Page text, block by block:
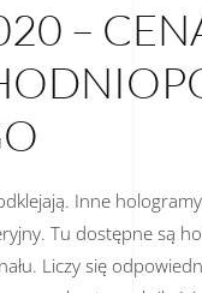
–
Inne
Tu dostępne są
Liczy się